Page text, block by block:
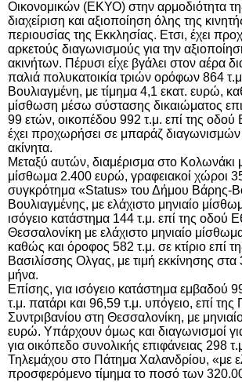
Οικονομικών (ΕΚΥΟ) στην αρμοδιότητα
διαχείριση και αξιοποίηση όλης της
περιουσίας της Εκκλησίας. Ετσι, έχει
αρκετούς διαγωνισμούς για την
ακινήτων. Πέρυσι είχε βγάλει στον αέρα
παλιά πολυκατοικία τριών ορόφων 864
Βουλιαγμένη, με τίμημα 4,1 εκατ. ευρώ,
μίσθωση μέσω σύστασης δικαιώματος
99 ετών, οικοπέδου 992 τ.μ. επί της
έχει προχωρήσει σε μπαράζ διαγωνισμών
ακίνητα.
Μεταξύ αυτών, διαμέρισμα στο Κολωνάκι
μίσθωμα 2.400 ευρώ, γραφειακοί χώροι
συγκρότημα «Status» του Δήμου Βάρης-
Βουλιαγμένης, με ελάχιστο μηνιαίο
ισόγειο κατάστημα 144 τ.μ. επί της οδού
Θεσσαλονίκη με ελάχιστο μηνιαίο
καθώς και όροφος 582 τ.μ. σε κτίριο επί
Βασιλίσσης Ολγας, με τιμή εκκίνησης
μήνα.
Επίσης, για ισόγειο κατάστημα εμβαδού
τ.μ. πατάρι και 96,59 τ.μ. υπόγειο, επί της
Συντριβανίου στη Θεσσαλονίκη, με
ευρώ. Υπάρχουν όμως και διαγωνισμοί
για οικόπεδο συνολικής επιφάνειας 298
Τηλεμάχου στο Πάτημα Χαλανδρίου, «με
προσφερόμενο τίμημα το ποσό των